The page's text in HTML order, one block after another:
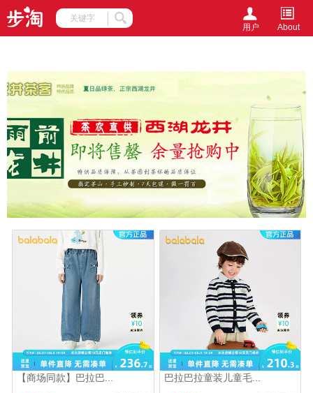
->
用户 About
【商场同款】巴拉巴...
巴拉巴拉童装儿童毛...